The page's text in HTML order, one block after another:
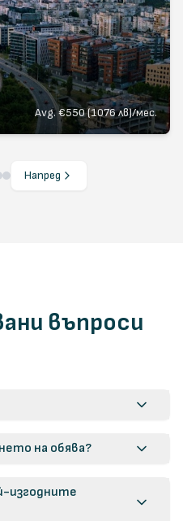
Avg.€550 (1076 лв)/мес.
Напред
въпроси
на обява?
изгодните